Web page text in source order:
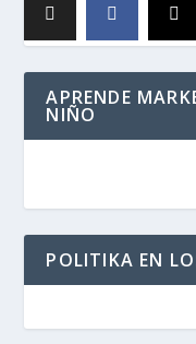
APRENDE
NIÑO
POLITIKA EN